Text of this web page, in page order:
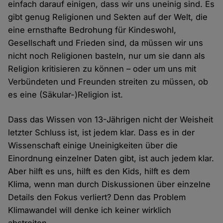
einfach darauf einigen, dass wir uns uneinig sind. Es
gibt genug Religionen und Sekten auf der Welt, die
eine ernsthafte Bedrohung für Kindeswohl,
Gesellschaft und Frieden sind, da müssen wir uns
nicht noch Religionen basteln, nur um sie dann als
Religion kritisieren zu können – oder um uns mit
Verbündeten und Freunden streiten zu müssen, ob
es eine (Säkular-)Religion ist.
Dass das Wissen von 13-Jährigen nicht der Weisheit
letzter Schluss ist, ist jedem klar. Dass es in der
Wissenschaft einige Uneinigkeiten über die
Einordnung einzelner Daten gibt, ist auch jedem klar.
Aber hilft es uns, hilft es den Kids, hilft es dem
Klima, wenn man durch Diskussionen über einzelne
Details den Fokus verliert? Denn das Problem
Klimawandel will denke ich keiner wirklich